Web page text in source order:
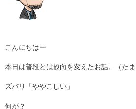
ブログ
採用
こんにちはー
本日は普段とは趣向を変えたお話。（たま
ズバリ「ややこしい」
何が？